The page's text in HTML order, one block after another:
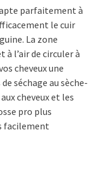
parfaitement à
le cuir
La zone
à l’air de circuler à
cheveux une
séchage au sèche-
cheveux et les
pro plus
facilement